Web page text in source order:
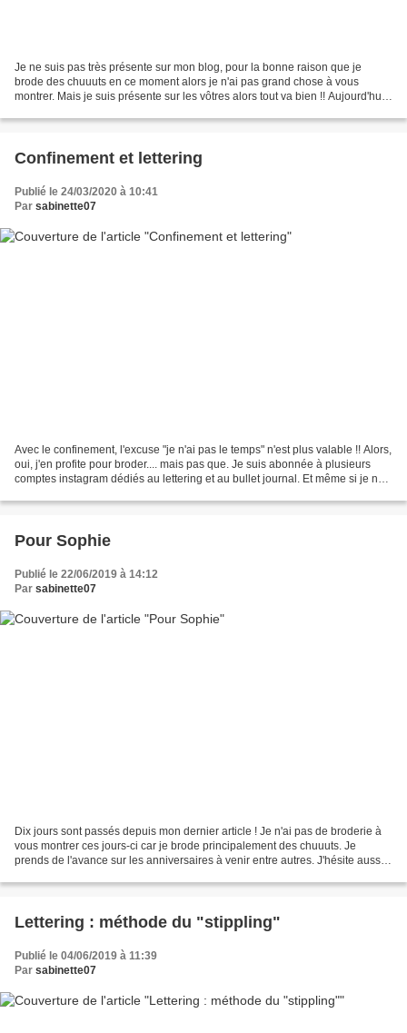
Je ne suis pas très présente sur mon blog, pour la bonne raison que je
brode des chuuuts en ce moment alors je n'ai pas grand chose à vous
montrer. Mais je suis présente sur les vôtres alors tout va bien !! Aujourd'hui
Confinement et lettering
Publié le 24/03/2020 à 10:41
Par sabinette07
Avec le confinement, l'excuse "je n'ai pas le temps" n'est plus valable !! Alors,
oui, j'en profite pour broder.... mais pas que. Je suis abonnée à plusieurs
comptes instagram dédiés au lettering et au bullet journal. Et même si je ne
Pour Sophie
Publié le 22/06/2019 à 14:12
Par sabinette07
Dix jours sont passés depuis mon dernier article ! Je n'ai pas de broderie à
vous montrer ces jours-ci car je brode principalement des chuuuts. Je
prends de l'avance sur les anniversaires à venir entre autres. J'hésite aussi à
Lettering : méthode du "stippling"
Publié le 04/06/2019 à 11:39
Par sabinette07